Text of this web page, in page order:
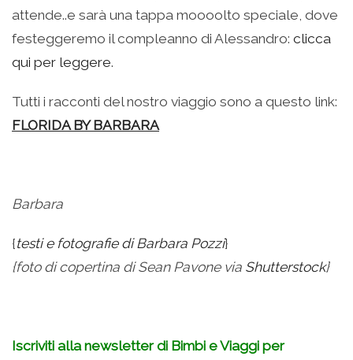
attende..e sarà una tappa moooolto speciale, dove
festeggeremo il compleanno di Alessandro: clicca
qui per leggere.
Tutti i racconti del nostro viaggio sono a questo link:
FLORIDA BY BARBARA
Barbara
{testi e fotografie di Barbara Pozzi}
{foto di copertina di Sean Pavone via Shutterstock}
Iscriviti alla newsletter di Bimbi e Viaggi per